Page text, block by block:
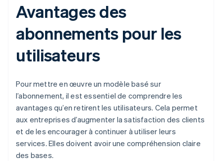
Avantages des
abonnements pour les
utilisateurs
Pour mettre en œuvre un modèle basé sur
l’abonnement, il est essentiel de comprendre les
avantages qu’en retirent les utilisateurs. Cela permet
aux entreprises d’augmenter la satisfaction des clients
et de les encourager à continuer à utiliser leurs
services. Elles doivent avoir une compréhension claire
des bases.